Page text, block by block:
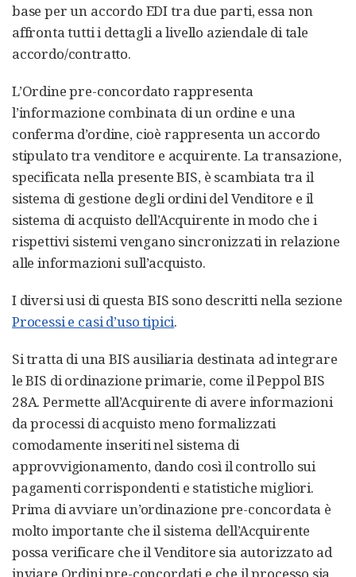
base per un accordo EDI tra due parti, essa non
affronta tutti i dettagli a livello aziendale di tale
accordo/contratto.
L’Ordine pre-concordato rappresenta
l’informazione combinata di un ordine e una
conferma d’ordine, cioè rappresenta un accordo
stipulato tra venditore e acquirente. La transazione,
specificata nella presente BIS, è scambiata tra il
sistema di gestione degli ordini del Venditore e il
sistema di acquisto dell’Acquirente in modo che i
rispettivi sistemi vengano sincronizzati in relazione
alle informazioni sull’acquisto.
I diversi usi di questa BIS sono descritti nella sezione
Processi e casi d’uso tipici.
Si tratta di una BIS ausiliaria destinata ad integrare
le BIS di ordinazione primarie, come il Peppol BIS
28A. Permette all’Acquirente di avere informazioni
da processi di acquisto meno formalizzati
comodamente inseriti nel sistema di
approvvigionamento, dando così il controllo sui
pagamenti corrispondenti e statistiche migliori.
Prima di avviare un’ordinazione pre-concordata è
molto importante che il sistema dell’Acquirente
possa verificare che il Venditore sia autorizzato ad